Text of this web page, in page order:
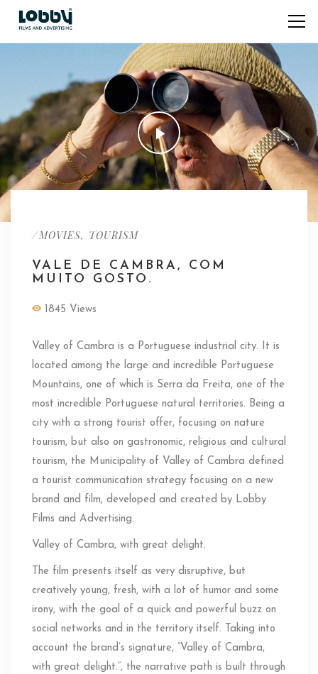
/MOVIES, TOURISM
VALE DE CAMBRA, COM
MUITO GOSTO.
1845 Views
Valley of Cambra is a Portuguese industrial city. It is
located among the large and incredible Portuguese
Mountains, one of which is Serra da Freita, one of the
most incredible Portuguese natural territories. Being a
city with a strong tourist offer, focusing on nature
tourism, but also on gastronomic, religious and cultural
tourism, the Municipality of Valley of Cambra defined
a tourist communication strategy focusing on a new
brand and film, developed and created by Lobby
Films and Advertising.
Valley of Cambra, with great delight.
The film presents itself as very disruptive, but
creatively young, fresh, with a lot of humor and some
irony, with the goal of a quick and powerful buzz on
social networks and in the territory itself. Taking into
account the brand’s signature, “Valley of Cambra,
with great delight.”, the narrative path is built through